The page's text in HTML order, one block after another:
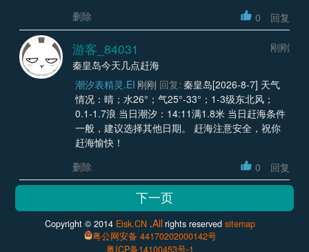
删除
0 回复
游客_84031
刚刚
秦皇岛今天几点赶海
潮汐表精灵.EI 刚刚 回复: 秦皇岛[2026-8-7] 天气
情况：晴；水26°；气25°-33°；1-3级东北风；
0.1-1.7浪 当日潮汐：14:11满1.8米 当日赶海条件
一般，建议选择其他日期。 赶海注意安全，祝你
赶海愉快！
删除
0 回复
Copyright © 2014 Eisk.CN .Allrights reservedsitemap
粤公网安备 44170202000142号
粤ICP备14100453号-1